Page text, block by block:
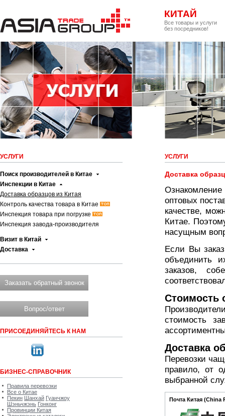
КИТАЙ
Все товары и услуги
без посредников!
УСЛУГИ
Поиск производителей в Китае
Инспекции в Китае
Доставка образцов из Китая
Контроль качества товара в Китае
Инспекция товара при погрузке
Инспекция завода-производителя
Визит в Китай
Доставка
Заказать обратный звонок
Вопрос/ответ
ПРИСОЕДИНЯЙТЕСЬ К НАМ
БИЗНЕС-СПРАВОЧНИК
Правила перевозки
Все о Китае
Пекин Шанхай Гуанчжоу
Шэньчжэнь Гонконг
Провинции Китая
УСЛУГИ
Доставка
оптовых
качестве,
Китае.
насущным
Если Вы
объединить
заказов,
Стоимость
стоимость
Доставка
Перевозки
правило, от
выбранной
Почта Китая (China